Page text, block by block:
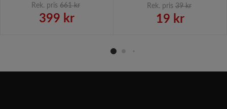
burken för julgodis eller
pepparkakor, mått höjd 32
cm, diameter 15 cm.
Rek. pris 661 kr
399 kr
och hängande prismor.
Rek. pris 39 kr
19 kr